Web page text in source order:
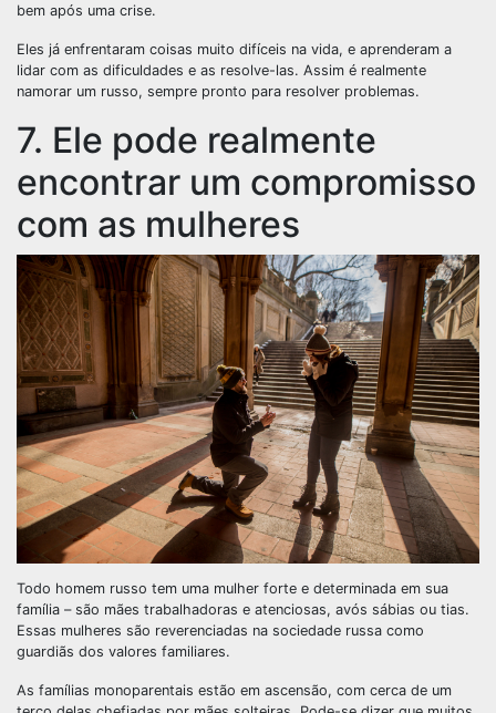
bem após uma crise.
Eles já enfrentaram coisas muito difíceis na vida, e aprenderam a
lidar com as dificuldades e as resolve-las. Assim é realmente
namorar um russo, sempre pronto para resolver problemas.
7. Ele pode realmente
encontrar um compromisso
com as mulheres
Todo homem russo tem uma mulher forte e determinada em sua
família – são mães trabalhadoras e atenciosas, avós sábias ou tias.
Essas mulheres são reverenciadas na sociedade russa como
guardiãs dos valores familiares.
As famílias monoparentais estão em ascensão, com cerca de um